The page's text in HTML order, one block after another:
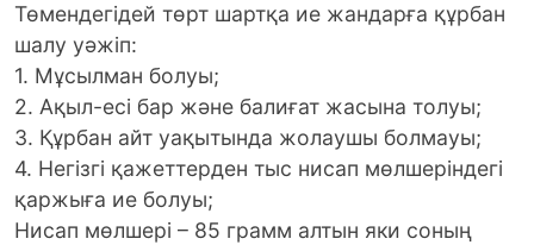
Төмендегідей төрт шартқа ие жандарға құрбан
шалу уәжіп:
1. Мұсылман болуы;
2. Ақыл-есі бар және балиғат жасына толуы;
3. Құрбан айт уақытында жолаушы болмауы;
4. Негізгі қажеттерден тыс нисап мөлшеріндегі
қаржыға ие болуы;
Нисап мөлшері – 85 грамм алтын яки соның